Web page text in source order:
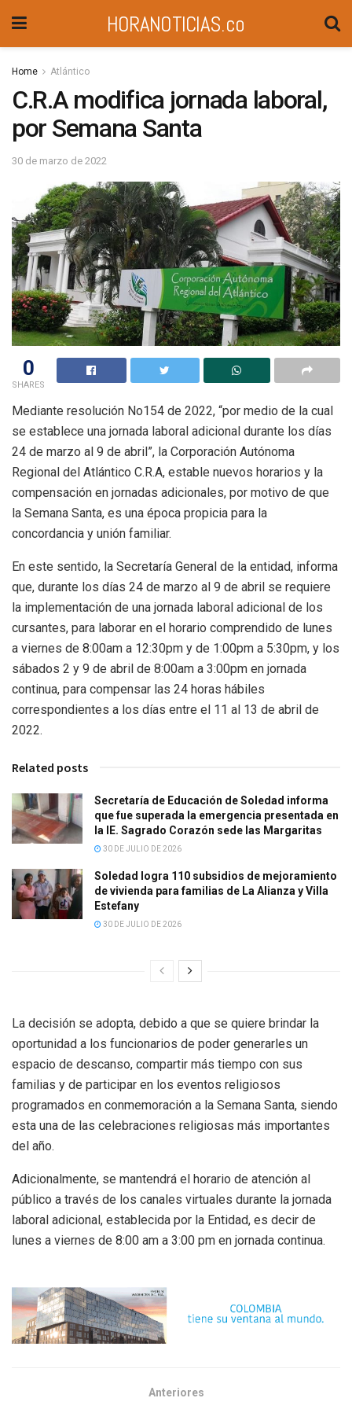
HORANOTICIAS.co
Home Atlántico
C.R.A modifica jornada laboral,
por Semana Santa
30 de marzo de 2022
0
SHARES
Mediante resolución No154 de 2022, “por medio de la cual
se establece una jornada laboral adicional durante los días
24 de marzo al 9 de abril”, la Corporación Autónoma
Regional del Atlántico C.R.A, estable nuevos horarios y la
compensación en jornadas adicionales, por motivo de que
la Semana Santa, es una época propicia para la
concordancia y unión familiar.
En este sentido, la Secretaría General de la entidad, informa
que, durante los días 24 de marzo al 9 de abril se requiere
la implementación de una jornada laboral adicional de los
cursantes, para laborar en el horario comprendido de lunes
a viernes de 8:00am a 12:30pm y de 1:00pm a 5:30pm, y los
sábados 2 y 9 de abril de 8:00am a 3:00pm en jornada
continua, para compensar las 24 horas hábiles
correspondientes a los días entre el 11 al 13 de abril de
2022.
Related posts
Secretaría de Educación de Soledad informa
que fue superada la emergencia presentada en
la IE. Sagrado Corazón sede las Margaritas
30 DE JULIO DE 2026
Soledad logra 110 subsidios de mejoramiento
de vivienda para familias de La Alianza y Villa
Estefany
30 DE JULIO DE 2026
La decisión se adopta, debido a que se quiere brindar la
oportunidad a los funcionarios de poder generarles un
espacio de descanso, compartir más tiempo con sus
familias y de participar en los eventos religiosos
programados en conmemoración a la Semana Santa, siendo
esta una de las celebraciones religiosas más importantes
del año.
Adicionalmente, se mantendrá el horario de atención al
público a través de los canales virtuales durante la jornada
laboral adicional, establecida por la Entidad, es decir de
lunes a viernes de 8:00 am a 3:00 pm en jornada continua.
Anteriores